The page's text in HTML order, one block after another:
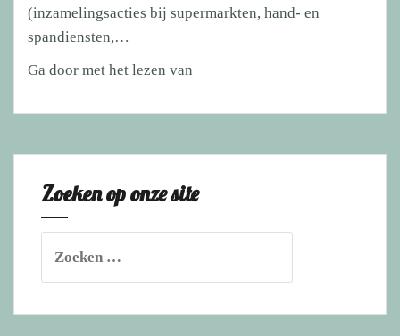
(inzamelingsacties bij supermarkten, hand- en
spandiensten,…
Ga door met het lezen van
Zoeken op onze site
naar: